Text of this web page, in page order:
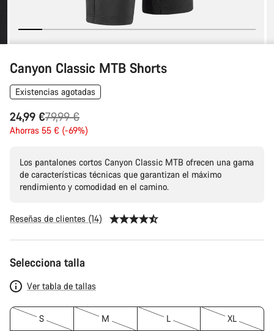
Canyon Classic MTB Shorts
Existencias agotadas
24,99 €
Precio
original
79,99 €
Ahorras 55 € (-69%)
Los pantalones cortos Canyon Classic MTB ofrecen una gama
de características técnicas que garantizan el máximo
rendimiento y comodidad en el camino.
Reseñas de clientes (14)
Configuración
producto
Selecciona talla
Ver tabla de tallas
S M L XL